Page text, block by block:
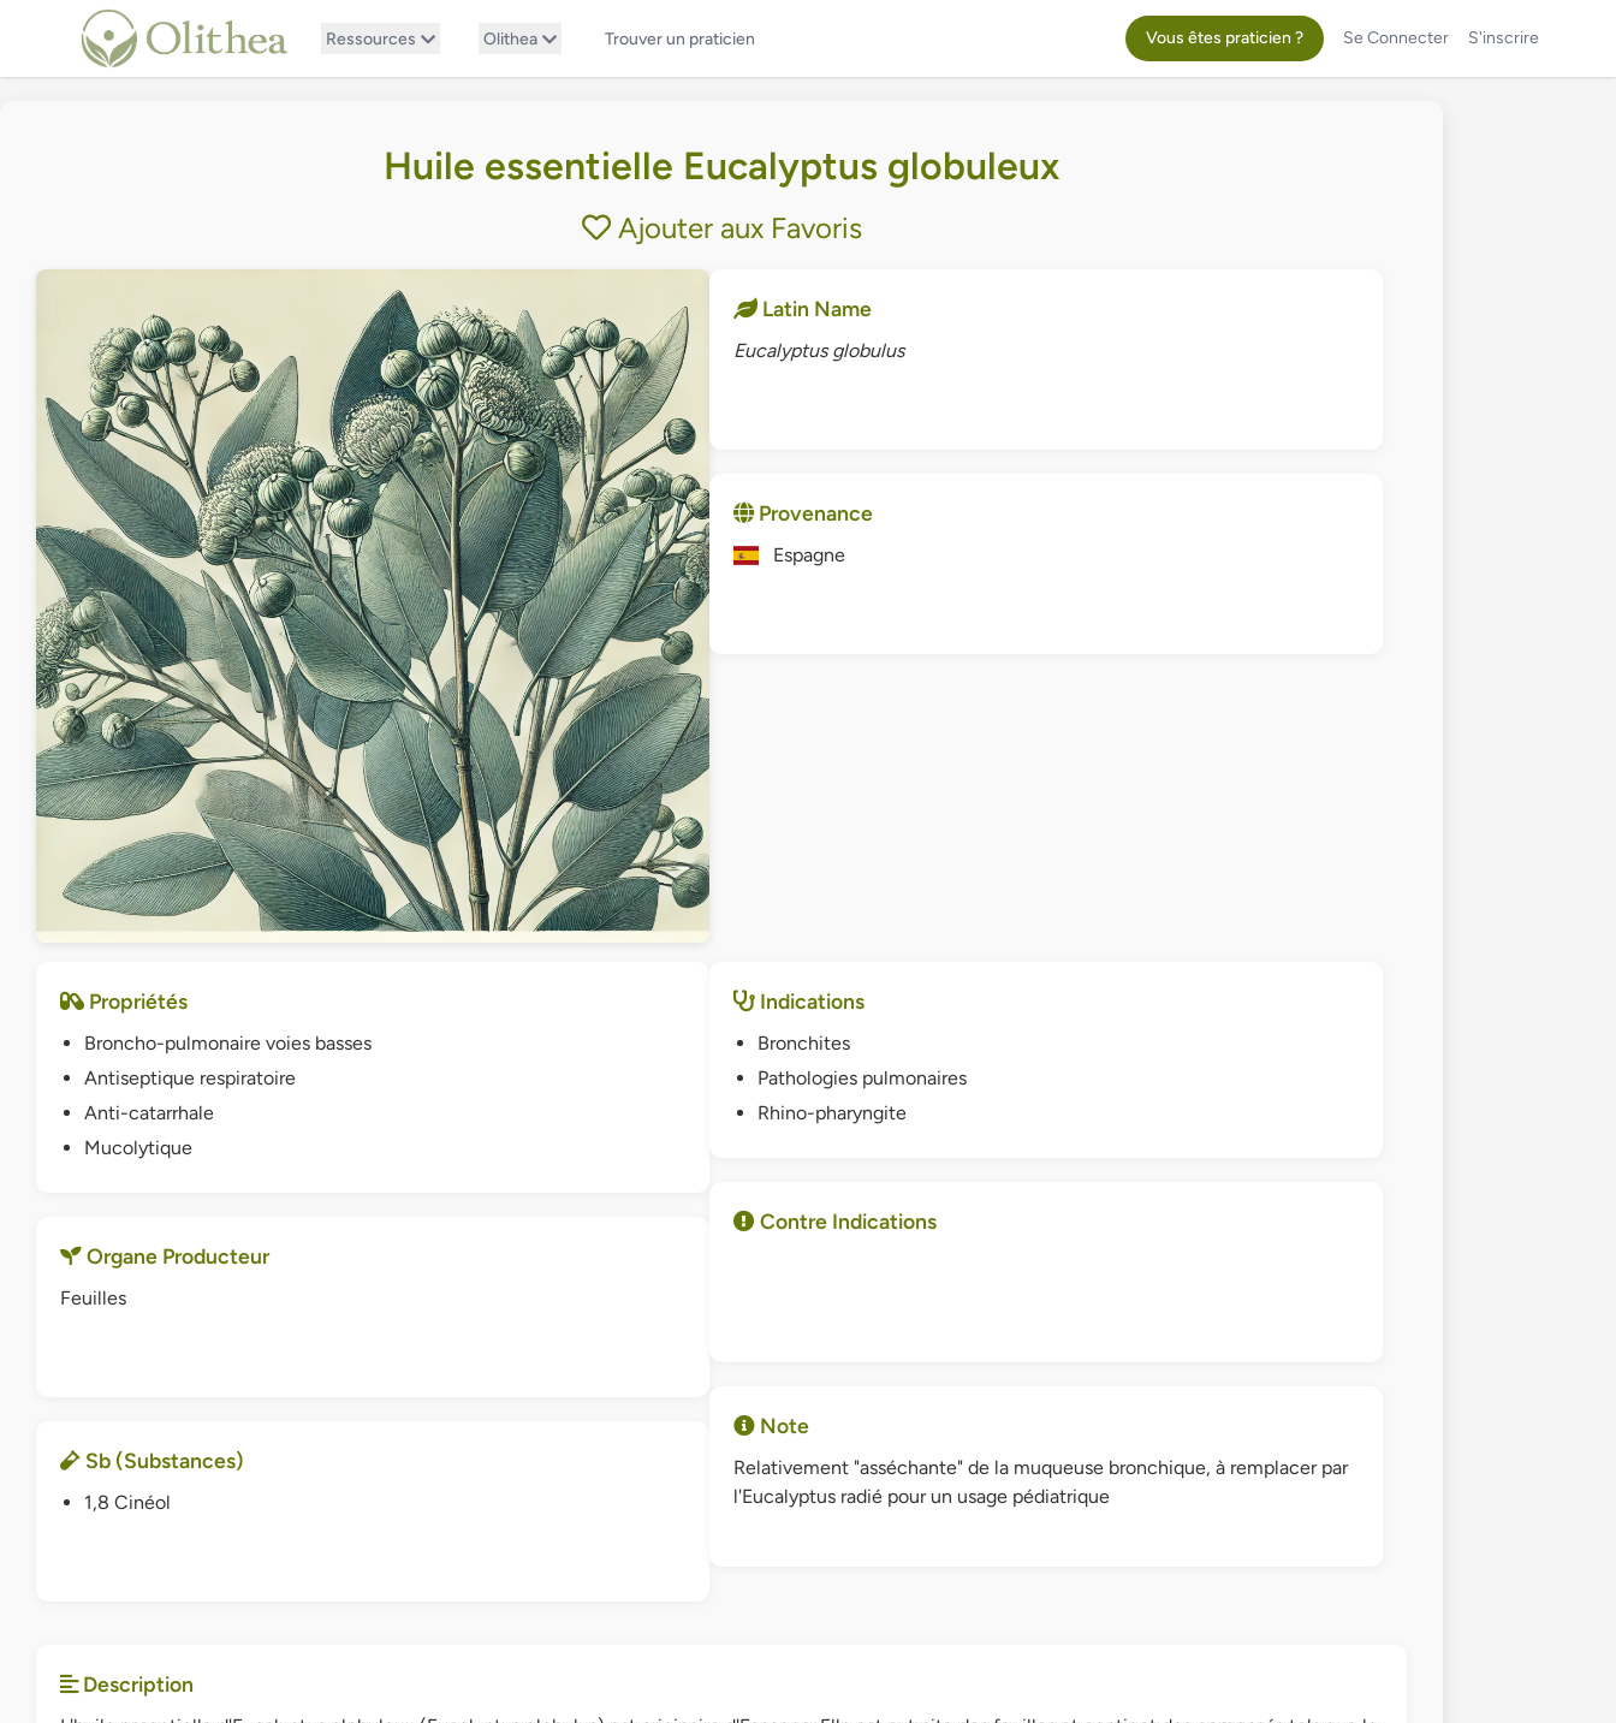
Ressources Olithea Trouver un praticien Vous êtes praticien ? Se Connecter S'inscrire
Huile essentielle Eucalyptus globuleux
Ajouter aux Favoris
Latin Name
Eucalyptus globulus
Provenance
Espagne
Propriétés
Broncho-pulmonaire voies basses
Antiseptique respiratoire
Anti-catarrhale
Mucolytique
Organe Producteur
Feuilles
Sb (Substances)
1,8 Cinéol
Indications
Bronchites
Pathologies pulmonaires
Rhino-pharyngite
Contre Indications
Note
Relativement "asséchante" de la muqueuse bronchique, à remplacer par
l'Eucalyptus radié pour un usage pédiatrique
Description